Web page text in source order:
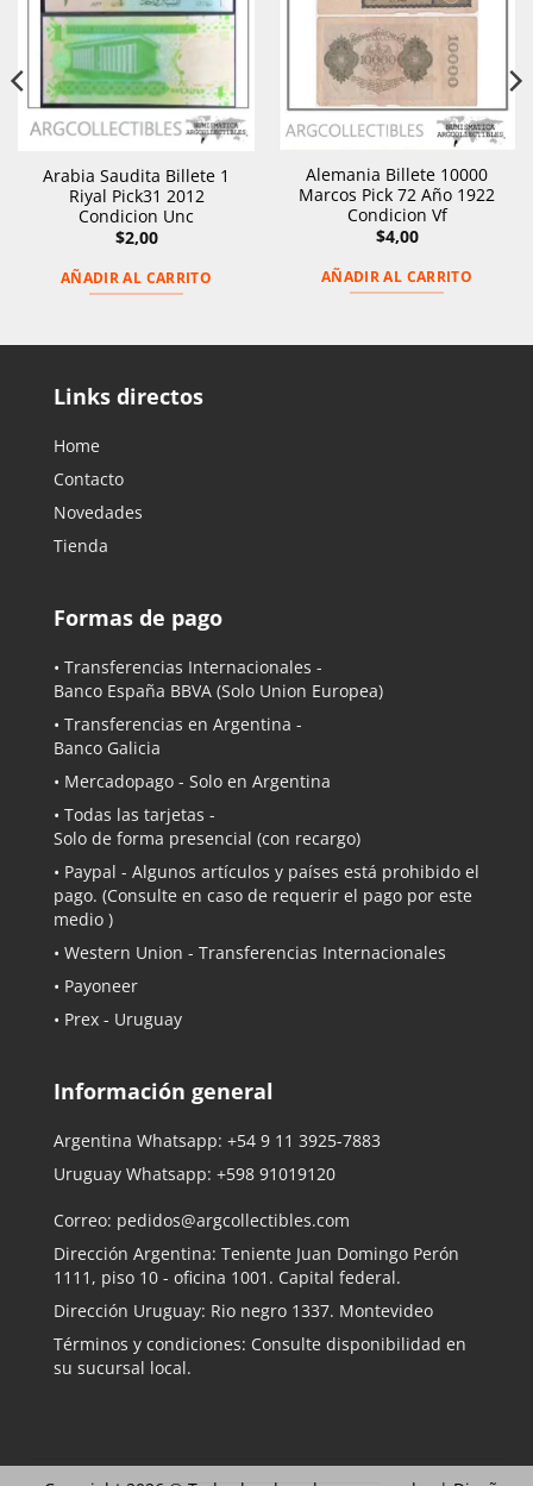
Arabia Saudita Billete 1
Riyal Pick31 2012
Condicion Unc
$2,00
AÑADIR AL CARRITO
Alemania Billete 10000
Marcos Pick 72 Año 1922
Condicion Vf
$4,00
AÑADIR AL CARRITO
Links directos
Home
Contacto
Novedades
Tienda
Formas de pago
• Transferencias Internacionales -
Banco España BBVA (Solo Union Europea)
• Transferencias en Argentina -
Banco Galicia
• Mercadopago - Solo en Argentina
• Todas las tarjetas -
Solo de forma presencial (con recargo)
• Paypal - Algunos artículos y países está prohibido el
pago. (Consulte en caso de requerir el pago por este
medio )
• Western Union - Transferencias Internacionales
• Payoneer
• Prex - Uruguay
Información general
Argentina Whatsapp: +54 9 11 3925-7883
Uruguay Whatsapp: +598 91019120
Correo: pedidos@argcollectibles.com
Dirección Argentina: Teniente Juan Domingo Perón
1111, piso 10 - oficina 1001. Capital federal.
Dirección Uruguay: Rio negro 1337. Montevideo
Términos y condiciones: Consulte disponibilidad en
su sucursal local.